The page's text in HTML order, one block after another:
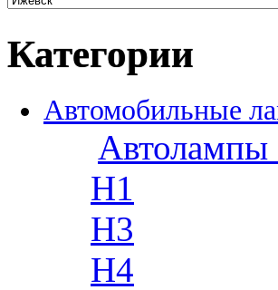
Категории
Автомобильные
Автолампы
H1
H3
H4